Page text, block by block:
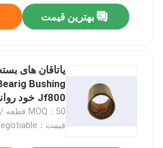
بهترین قیمت
یاتاقان های
Jf800 خود روانکاری
MOQ：50 قطعه / قطعه
قیمت：negotiable